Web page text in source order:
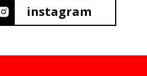
instagram